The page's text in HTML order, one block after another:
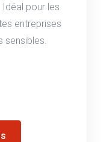
pour les
entreprises
sensibles.